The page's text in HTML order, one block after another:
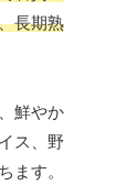
長期熟
鮮やか
ス、野
ます。